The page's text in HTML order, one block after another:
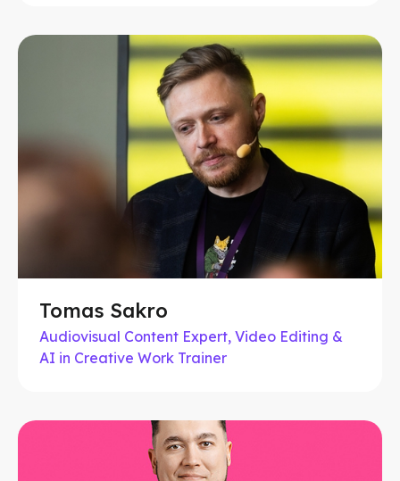
Tomas Sakro
Audiovisual Content Expert, Video Editing &
AI in Creative Work Trainer